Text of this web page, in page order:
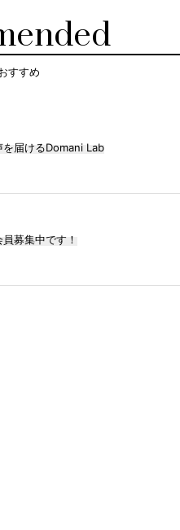
すすめ
を届けるDomani Lab
募集中です！